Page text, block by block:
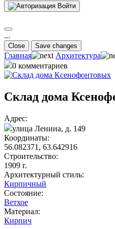
Войти
...
Close Save changes
Главная Архитектура
0 комментариев
Склад дома
Адрес:
улица Ленина, д. 149
Координаты:
56.082371, 63.642916
Строительство:
1909 г.
Архитектурный стиль:
Кирпичный
Состояние:
Ветхое
Материал:
Кирпич